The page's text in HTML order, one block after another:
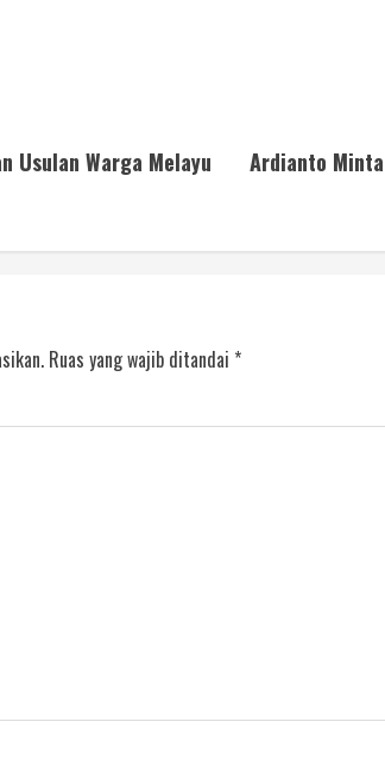
Usulan Warga Melayu
Ardianto
Ruas yang wajib ditandai *